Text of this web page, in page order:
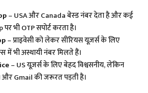
– USA और Canada बेस्ड नंबर देता है और कई
भी OTP सपोर्ट करता है।
– प्राइवेसी को लेकर सीरियस यूज़र्स के लिए
में भी अस्थायी नंबर मिलते हैं।
– US यूज़र्स के लिए बेहद विश्वसनीय, लेकिन
Gmail की जरूरत पड़ती है।